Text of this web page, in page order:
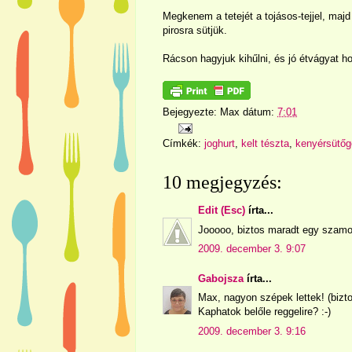
Megkenem a tetejét a tojásos-tejjel,
pirosra sütjük.
Rácson hagyjuk kihűlni, és jó étvágyat
Bejegyezte: Max dátum: 7:01
Címkék: joghurt, kelt tészta,
10 megjegyzés:
Edit (Esc) írta...
Jooooo, biztos maradt egy
2009. december 3. 9:07
Gabojsza írta...
Max, nagyon szépek lettek!
Kaphatok belőle reggelire? :-)
2009. december 3. 9:16